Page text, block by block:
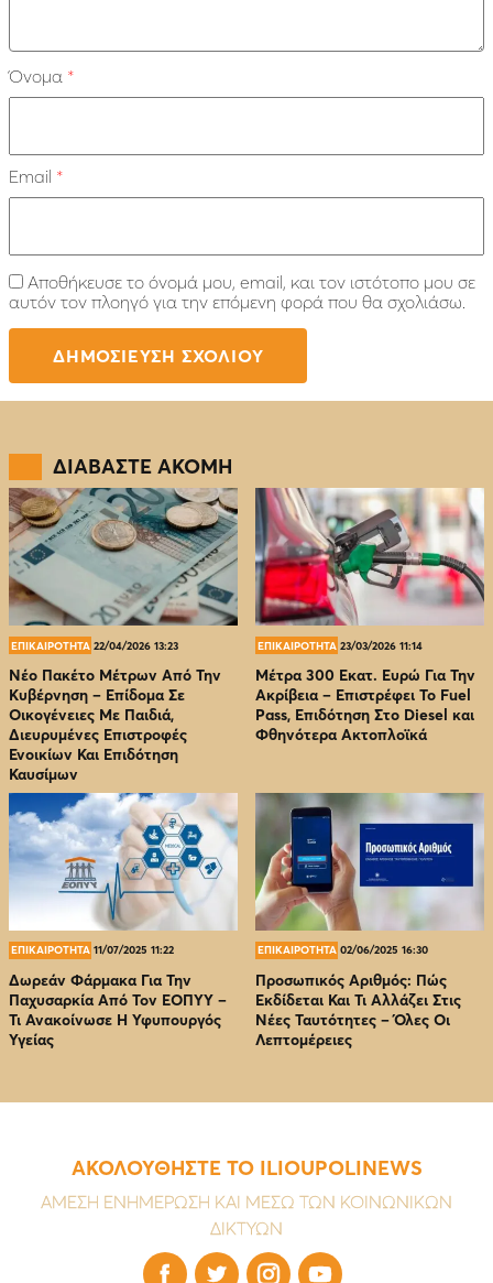
Όνομα *
Email *
Αποθήκευσε το όνομά μου, email, και τον ιστότοπο μου σε
αυτόν τον πλοηγό για την επόμενη φορά που θα σχολιάσω.
ΔΙΑΒΑΣΤΕ ΑΚΟΜΗ
ΕΠΙΚΑΙΡΟΤΗΤΑ 22/04/2026 13:23
Νέο Πακέτο Μέτρων Από Την
Κυβέρνηση – Επίδομα Σε
Οικογένειες Με Παιδιά,
Διευρυμένες Επιστροφές
Ενοικίων Και Επιδότηση
Καυσίμων
ΕΠΙΚΑΙΡΟΤΗΤΑ 23/03/2026 11:14
Μέτρα 300 Εκατ. Ευρώ Για Την
Ακρίβεια – Επιστρέφει Το Fuel
Pass, Επιδότηση Στο Diesel και
Φθηνότερα Ακτοπλοϊκά
ΕΠΙΚΑΙΡΟΤΗΤΑ 11/07/2025 11:22
Δωρεάν Φάρμακα Για Την
Παχυσαρκία Από Τον EOΠΥΥ –
Τι Ανακοίνωσε Η Υφυπουργός
Υγείας
ΕΠΙΚΑΙΡΟΤΗΤΑ 02/06/2025 16:30
Προσωπικός Αριθμός: Πώς
Εκδίδεται Και Τι Αλλάζει Στις
Νέες Ταυτότητες – Όλες Οι
Λεπτομέρειες
ΑΚΟΛΟΥΘΗΣΤΕ ΤΟ ILIOUPOLINEWS
ΑΜΕΣΗ ΕΝΗΜΕΡΩΣΗ ΚΑΙ ΜΕΣΩ ΤΩΝ ΚΟΙΝΩΝΙΚΩΝ
ΔΙΚΤΥΩΝ
   